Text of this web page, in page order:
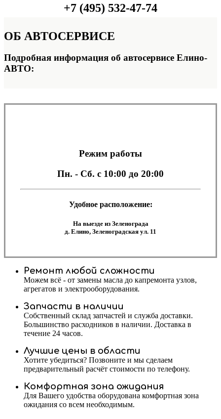
+7 (495) 532-47-74
ОБ АВТОСЕРВИСЕ
Подробная информация об автосервисе Елино-
АВТО:
Режим работы
Пн. - Сб. с 10:00 до 20:00
Удобное расположение:
На выезде из Зеленограда
д. Елино, Зеленоградская ул. 11
Ремонт любой сложности
Можем всё - от замены масла до капремонта узлов,
агрегатов и электрооборудования.
Запчасти в наличии
Собственный склад запчастей и служба доставки.
Большинство расходников в наличии. Доставка в
течение 24 часов.
Лучшие цены в области
Хотите убедиться? Позвоните и мы сделаем
предварительный расчёт стоимости по телефону.
Комфортная зона ожидания
Для Вашего удобства оборудована комфортная зона
ожидания со всем необходимым.